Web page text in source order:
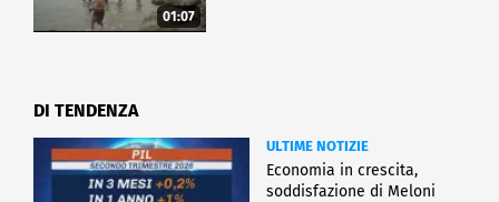
01:07
DI TENDENZA
ULTIME NOTIZIE
Economia in crescita,
soddisfazione di Meloni